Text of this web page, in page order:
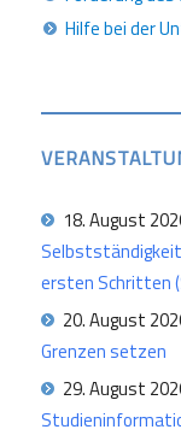
Hilfe bei der
18. August
ersten Schritten
20. August
Grenzen setzen
29. August